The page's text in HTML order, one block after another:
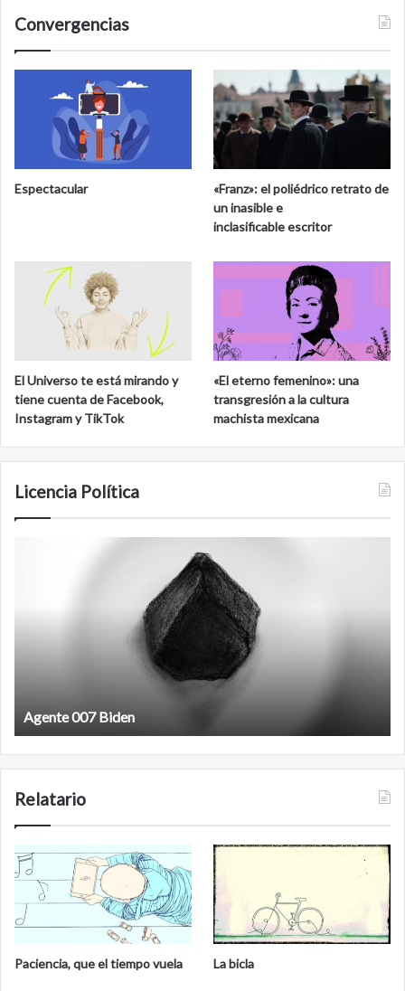
Convergencias
Espectacular
«Franz»: el poliédrico retrato de
un inasible e
inclasificable escritor
El Universo te está mirando y
tiene cuenta de Facebook,
Instagram y TikTok
«El eterno femenino»: una
transgresión a la cultura
machista mexicana
Licencia Política
Agente 007 Biden
Relatario
Paciencia, que el tiempo vuela La bicla